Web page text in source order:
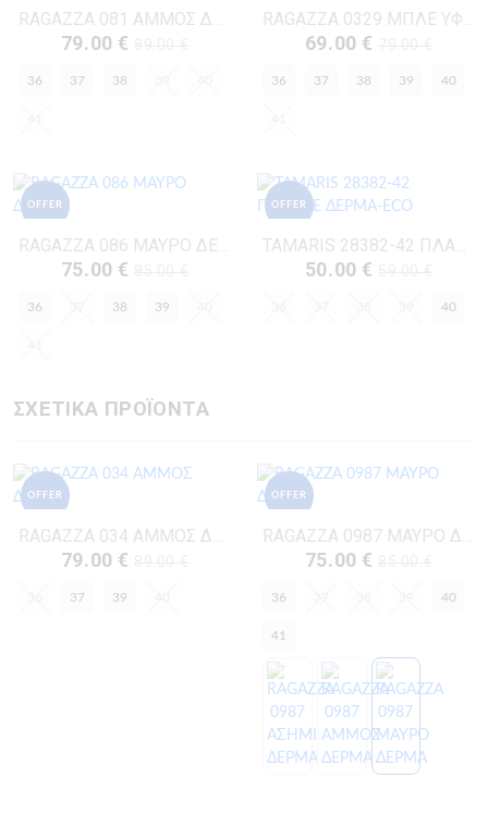
RAGAZZA 081 ΑΜΜΟΣ ΔΕΡΜΑ
79.00 €
36 37 38
RAGAZZA 0329 ΜΠΛΕ ΥΦΑΣΜΑ
69.00 €
36 37 38 39 40
OFFER
RAGAZZA 086 ΜΑΥΡΟ ΔΕΡΜΑ
75.00 €
36 38 39
OFFER
TAMARIS 28382-42 ΠΛΑΤΙΝΕ ΔΕΡΜΑ-ECO
50.00 €
40
ΣΧΕΤΙΚΑ ΠΡΟΪΟΝΤΑ
OFFER
RAGAZZA 034 ΑΜΜΟΣ ΔΕΡΜΑ
79.00 €
37 39
OFFER
RAGAZZA 0987 ΜΑΥΡΟ ΔΕΡΜΑ
75.00 €
36 40
41